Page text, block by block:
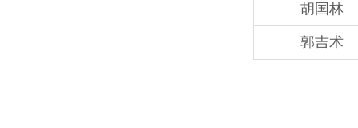
胡国林
郭吉术